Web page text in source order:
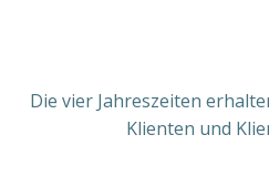
Die vier Jahreszeiten
Klienten und